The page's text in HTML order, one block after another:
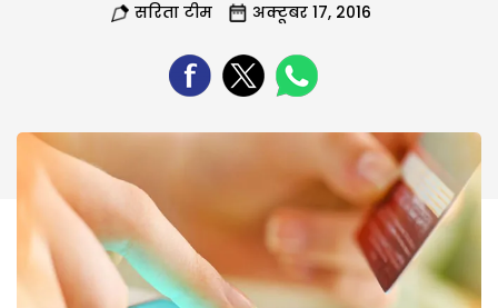
सरिता टीम अक्टूबर 17, 2016